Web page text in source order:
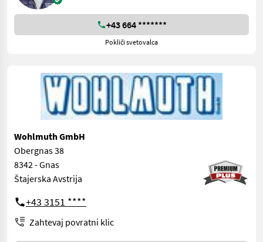
+43 664 *******
Pokliči svetovalca
Wohlmuth GmbH
Obergnas 38
8342 - Gnas
Štajerska Avstrija
+43 3151 ****
Zahtevaj povratni klic